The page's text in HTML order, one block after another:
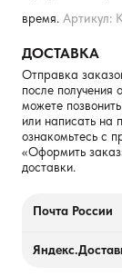
время. Артикул:
ДОСТАВКА
Отправка
после получения
можете
или написать на
ознакомьтесь с
«Оформить
доставки.
Почта России